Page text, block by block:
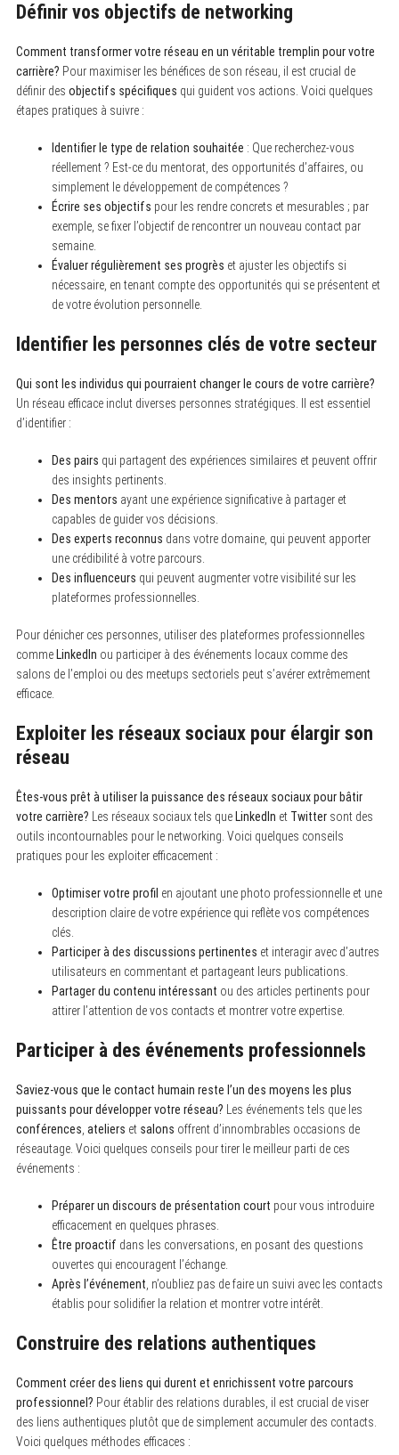
Définir vos objectifs de networking
Comment transformer votre réseau en un véritable tremplin pour votre
carrière? Pour maximiser les bénéfices de son réseau, il est crucial de
définir des objectifs spécifiques qui guident vos actions. Voici quelques
étapes pratiques à suivre :
Identifier le type de relation souhaitée : Que recherchez-vous
réellement ? Est-ce du mentorat, des opportunités d’affaires, ou
simplement le développement de compétences ?
Écrire ses objectifs pour les rendre concrets et mesurables ; par
exemple, se fixer l’objectif de rencontrer un nouveau contact par
semaine.
Évaluer régulièrement ses progrès et ajuster les objectifs si
nécessaire, en tenant compte des opportunités qui se présentent et
de votre évolution personnelle.
Identifier les personnes clés de votre secteur
Qui sont les individus qui pourraient changer le cours de votre carrière?
Un réseau efficace inclut diverses personnes stratégiques. Il est essentiel
d’identifier :
Des pairs qui partagent des expériences similaires et peuvent offrir
des insights pertinents.
Des mentors ayant une expérience significative à partager et
capables de guider vos décisions.
Des experts reconnus dans votre domaine, qui peuvent apporter
une crédibilité à votre parcours.
Des influenceurs qui peuvent augmenter votre visibilité sur les
plateformes professionnelles.
Pour dénicher ces personnes, utiliser des plateformes professionnelles
comme LinkedIn ou participer à des événements locaux comme des
salons de l’emploi ou des meetups sectoriels peut s’avérer extrêmement
efficace.
Exploiter les réseaux sociaux pour élargir son
réseau
Êtes-vous prêt à utiliser la puissance des réseaux sociaux pour bâtir
votre carrière? Les réseaux sociaux tels que LinkedIn et Twittersont des
outils incontournables pour le networking. Voici quelques conseils
pratiques pour les exploiter efficacement :
Optimiser votre profil en ajoutant une photo professionnelle et une
description claire de votre expérience qui reflète vos compétences
clés.
Participer à des discussions pertinentes et interagir avec d’autres
utilisateurs en commentant et partageant leurs publications.
Partager du contenu intéressant ou des articles pertinents pour
attirer l’attention de vos contacts et montrer votre expertise.
Participer à des événements professionnels
Saviez-vous que le contact humain reste l’un des moyens les plus
puissants pour développer votre réseau? Les événements tels que les
conférences, ateliers et salons offrent d’innombrables occasions de
réseautage. Voici quelques conseils pour tirer le meilleur parti de ces
événements :
Préparer un discours de présentation court pour vous introduire
efficacement en quelques phrases.
Être proactif dans les conversations, en posant des questions
ouvertes qui encouragent l’échange.
Après l’événement, n’oubliez pas de faire un suivi avec les contacts
établis pour solidifier la relation et montrer votre intérêt.
Construire des relations authentiques
Comment créer des liens qui durent et enrichissent votre parcours
professionnel? Pour établir des relations durables, il est crucial de viser
des liens authentiques plutôt que de simplement accumuler des contacts.
Voici quelques méthodes efficaces :
S
a
r
h
f
r
: